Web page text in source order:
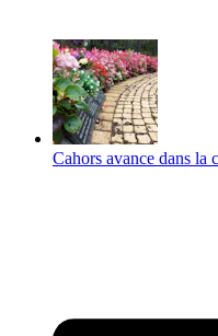
Cahors avance dans la